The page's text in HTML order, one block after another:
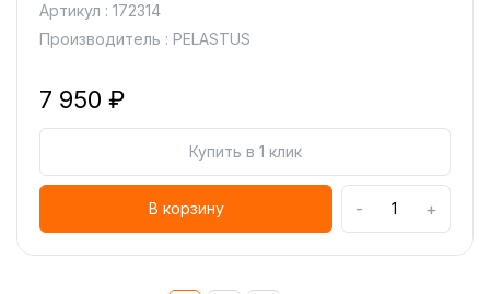
Артикул : 172314
Производитель : PELASTUS
7 950 ₽
Купить в 1 клик
В корзину - +